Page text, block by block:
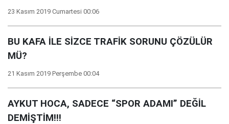
23 Kasım 2019 Cumartesi 00:06
BU KAFA İLE SİZCE TRAFİK SORUNU ÇÖZÜLÜR
MÜ?
21 Kasım 2019 Perşembe 00:04
AYKUT HOCA, SADECE “SPOR ADAMI” DEĞİL
DEMİŞTİM!!!